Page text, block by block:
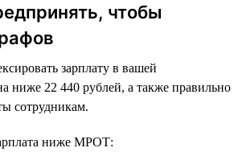
чтобы
зарплату в вашей
ниже 22 440 рублей, а также правильно
сотрудникам.
ниже МРОТ: